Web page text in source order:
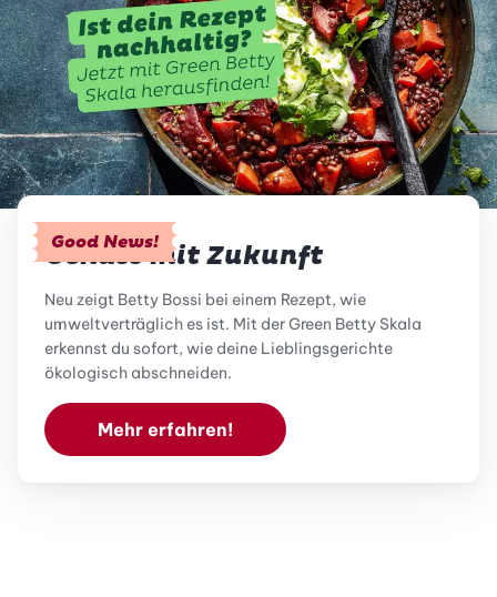
Good News!
Genuss mit Zukunft
Neu zeigt Betty Bossi bei einem Rezept, wie
umweltverträglich es ist. Mit der Green Betty Skala
erkennst du sofort, wie deine Lieblingsgerichte
ökologisch abschneiden.
Mehr erfahren!